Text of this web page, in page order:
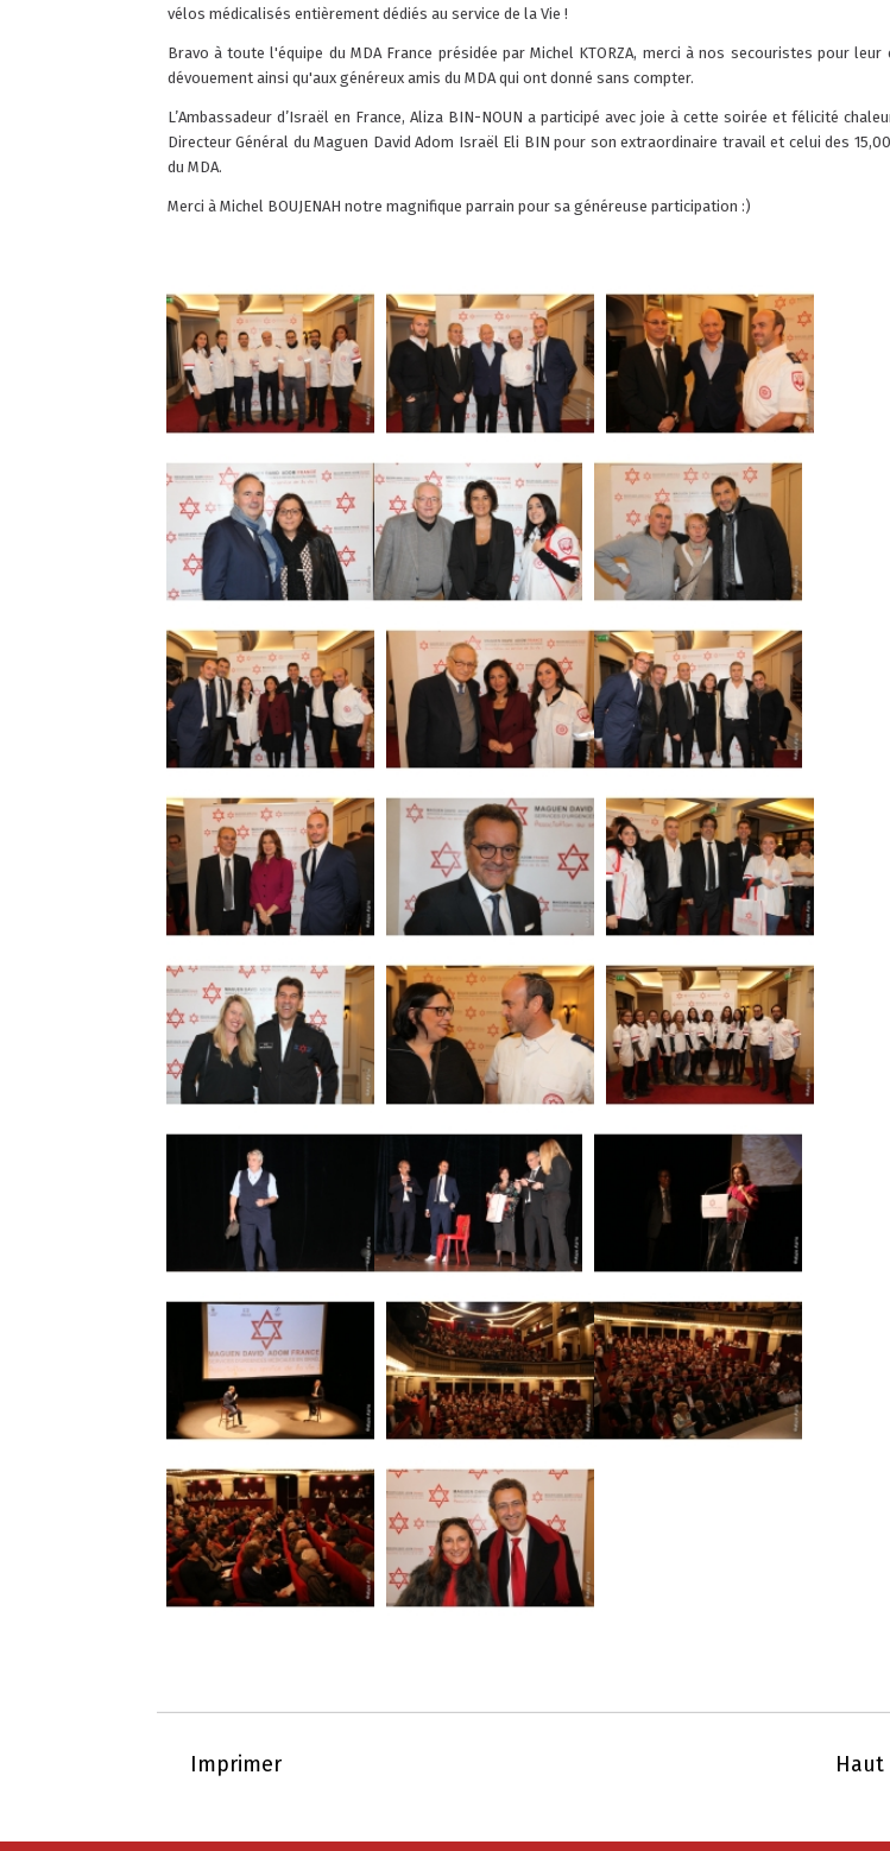
vélos médicalisés entièrement dédiés au service de la Vie !
Bravo à toute l'équipe du MDA France présidée par Michel KTORZA, merci à nos secouristes pour leur
dévouement ainsi qu'aux généreux amis du MDA qui ont donné sans compter.
L’Ambassadeur d’Israël en France, Aliza BIN-NOUN a participé avec joie à cette soirée et félicité
Directeur Général du Maguen David Adom Israël Eli BIN pour son extraordinaire travail et celui des
du MDA.
Merci à Michel BOUJENAH notre magnifique parrain pour sa généreuse participation :)
Imprimer Haut